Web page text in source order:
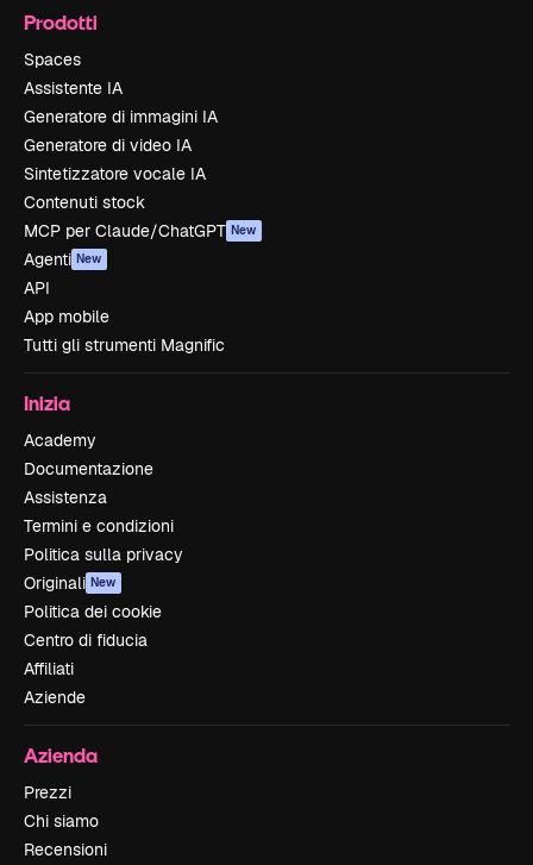
Prodotti
Spaces
Assistente IA
Generatore di immagini IA
Generatore di video IA
Sintetizzatore vocale IA
Contenuti stock
MCP per Claude/ChatGPT New
Agenti New
API
App mobile
Tutti gli strumenti Magnific
Inizia
Academy
Documentazione
Assistenza
Termini e condizioni
Politica sulla privacy
Originali New
Politica dei cookie
Centro di fiducia
Affiliati
Aziende
Azienda
Prezzi
Chi siamo
Recensioni